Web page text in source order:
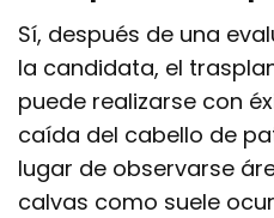
Sí, después de una
la candidata, el
puede realizarse con
caída del cabello de
lugar de observarse
calvas como suele